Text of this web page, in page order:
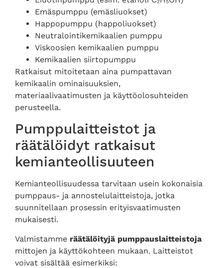
Emäspumppu (emäsliuokset)
Happopumppu (happoliuokset)
Neutralointikemikaalien pumppu
Viskoosien kemikaalien pumppu
Kemikaalien siirtopumppu
Ratkaisut mitoitetaan aina pumpattavan
kemikaalin ominaisuuksien,
materiaalivaatimusten ja käyttöolosuhteiden
perusteella.
Pumppulaitteistot ja
räätälöidyt ratkaisut
kemianteollisuuteen
Kemianteollisuudessa tarvitaan usein kokonaisia
pumppaus- ja annostelulaitteistoja, jotka
suunnitellaan prosessin erityisvaatimusten
mukaisesti.
Valmistamme räätälöityjä pumppauslaitteistoja
mittojen ja käyttökohteen mukaan. Laitteistot
voivat sisältää esimerkiksi: